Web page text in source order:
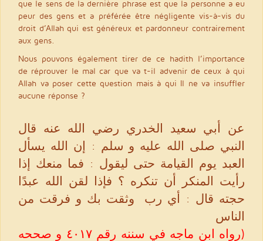
que le sens de la dernière phrase est que la personne a eu
peur des gens et a préférée être négligente vis-à-vis du
droit d’Allah qui est généreux et pardonneur contrairement
aux gens.
Nous pouvons également tirer de ce hadith l’importance
de réprouver le mal car que va t-il advenir de ceux à qui
Allah va poser cette question mais à qui Il ne va insuffler
aucune réponse ?
عن أبي سعيد الخدري رضي الله عنه قال
النبي صلى الله عليه و سلم : إن الله يسأل
العبد يوم القيامة حتى ليقول : فما منعك إذا
رأيت المنكر أن تنكره ؟ فإذا لقن الله عبدًا
حجته قال : أي رب ‍ وثقت بك و فرقت من
الناس
(رواه ابن ماجه في سننه رقم ٤٠١٧ و صححه